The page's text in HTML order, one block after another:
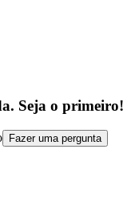
Seja o primeiro!
Fazer uma pergunta